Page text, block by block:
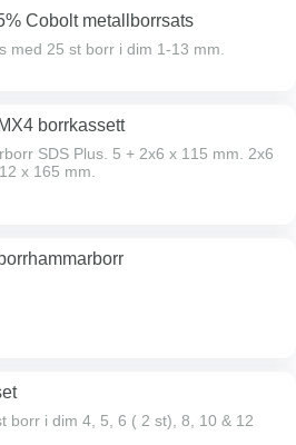
Cobolt metallborrsats
med 25 st borr i dim 1-13 mm.
borrkassett
5 + 2x6 x 115 mm. 2x6
x 165 mm.
borr i dim 4, 5, 6 ( 2 st), 8, 10 & 12